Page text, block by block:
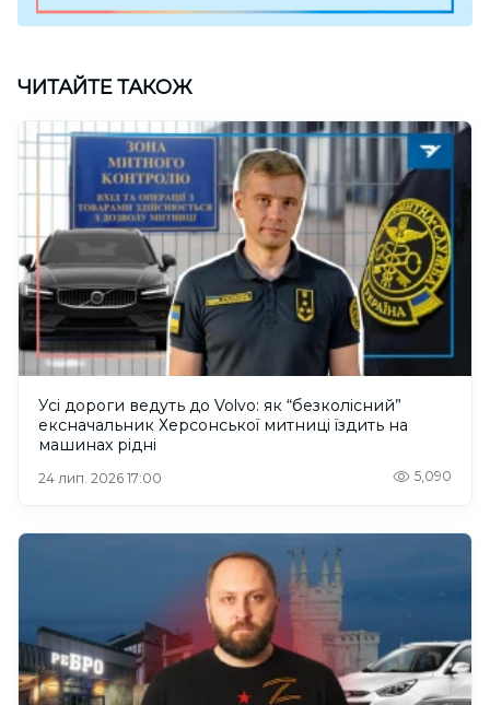
ЧИТАЙТЕ ТАКОЖ
Усі дороги ведуть до Volvo: як “безколісний”
ексначальник Херсонської митниці їздить на
машинах рідні
24 лип. 2026 17:00 5,090